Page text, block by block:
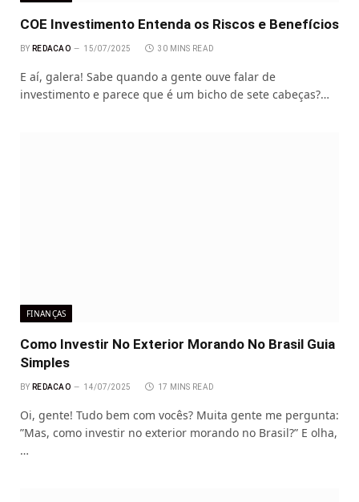
COE Investimento Entenda os Riscos e Benefícios
BY REDACAO 15/07/2025 30 MINS READ
E aí, galera! Sabe quando a gente ouve falar de
investimento e parece que é um bicho de sete cabeças?…
FINANÇAS
Como Investir No Exterior Morando No Brasil Guia
Simples
BY REDACAO 14/07/2025 17 MINS READ
Oi, gente! Tudo bem com vocês? Muita gente me pergunta:
”Mas, como investir no exterior morando no Brasil?” E olha,
…